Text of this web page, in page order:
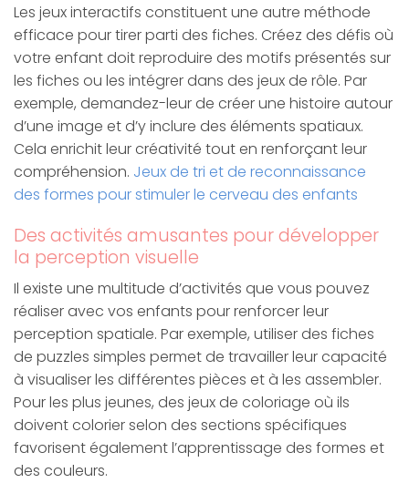
Les jeux interactifs constituent une autre méthode
efficace pour tirer parti des fiches. Créez des défis où
votre enfant doit reproduire des motifs présentés sur
les fiches ou les intégrer dans des jeux de rôle. Par
exemple, demandez-leur de créer une histoire autour
d’une image et d’y inclure des éléments spatiaux.
Cela enrichit leur créativité tout en renforçant leur
compréhension. Jeux de tri et de reconnaissance
des formes pour stimuler le cerveau des enfants
Des activités amusantes pour développer
la perception visuelle
Il existe une multitude d’activités que vous pouvez
réaliser avec vos enfants pour renforcer leur
perception spatiale. Par exemple, utiliser des fiches
de puzzles simples permet de travailler leur capacité
à visualiser les différentes pièces et à les assembler.
Pour les plus jeunes, des jeux de coloriage où ils
doivent colorier selon des sections spécifiques
favorisent également l’apprentissage des formes et
des couleurs.